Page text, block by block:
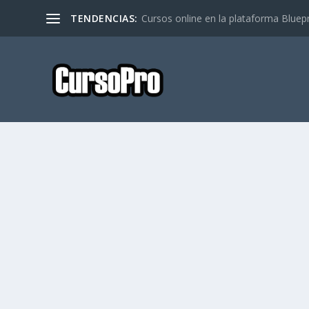
TENDENCIAS: Cursos online en la plataforma